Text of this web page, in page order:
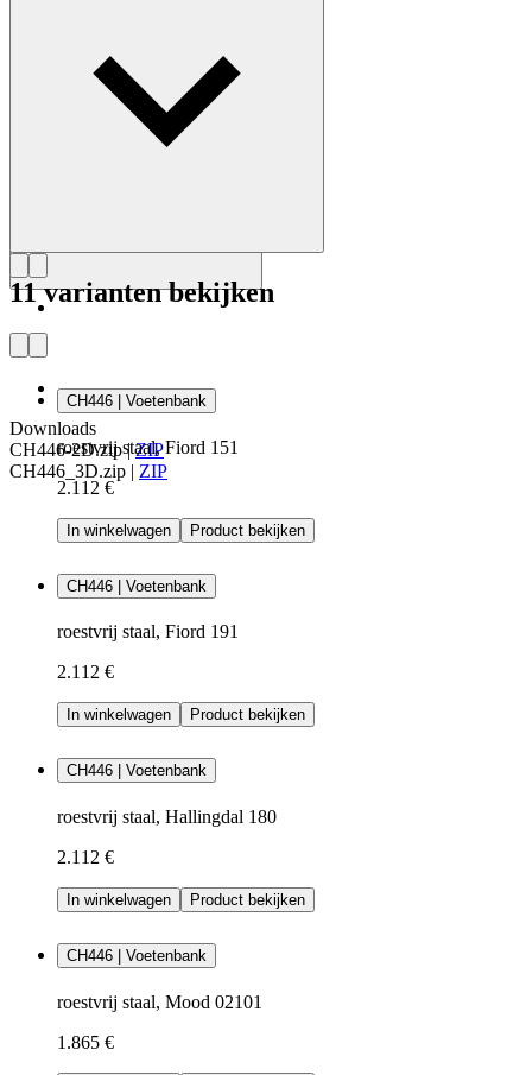
Downloads
CH446-2D.zip|ZIP
CH446_3D.zip | ZIP
11 varianten bekijken
CH446 | Voetenbank
roestvrij staal, Fiord 151
2.112 €
In winkelwagen Product bekijken
CH446 | Voetenbank
roestvrij staal, Fiord 191
2.112 €
In winkelwagen Product bekijken
CH446 | Voetenbank
roestvrij staal, Hallingdal 180
2.112 €
In winkelwagen Product bekijken
CH446 | Voetenbank
roestvrij staal, Mood 02101
1.865 €